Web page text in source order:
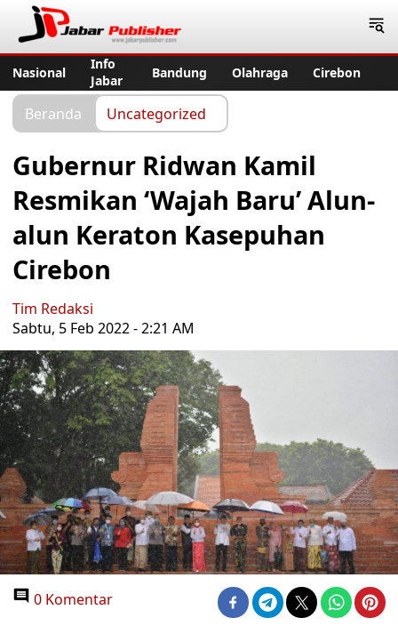
Nasional
Info
Jabar
Bandung Olahraga Cirebon
Beranda Uncategorized
Gubernur Ridwan Kamil
Resmikan ‘Wajah Baru’ Alun-
alun Keraton Kasepuhan
Cirebon
Tim Redaksi
Sabtu, 5 Feb 2022 - 2:21 AM
0 Komentar